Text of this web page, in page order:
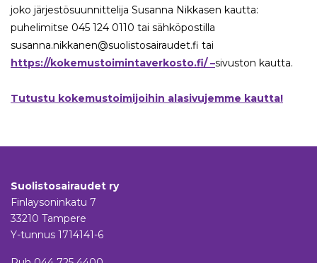
joko järjestösuunnittelija Susanna Nikkasen kautta:
puhelimitse 045 124 0110 tai sähköpostilla
susanna.nikkanen@suolistosairaudet.fi tai
https://kokemustoimintaverkosto.fi/ –sivuston kautta.
Tutustu kokemustoimijoihin alasivujemme kautta!
Suolistosairaudet ry
Finlaysoninkatu 7
33210 Tampere
Y-tunnus 1714141-6